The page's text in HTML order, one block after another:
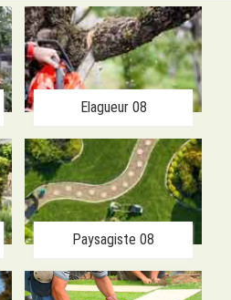
Elagueur 08
Paysagiste 08